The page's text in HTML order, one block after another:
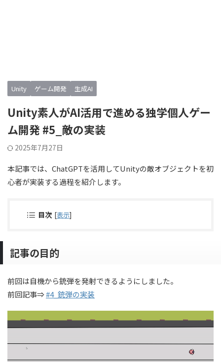
Unity ゲーム開発 生成AI
Unity素人がAI活用で進める独学個人ゲー
ム開発 #5_敵の実装
2025年7月27日
本記事では、ChatGPTを活用してUnityの敵オブジェクトを初
心者が実装する過程を紹介します。
目次 [表示]
記事の目的
前回は自機から銃弾を発射できるようにしました。
前回記事⇒#4_銃弾の実装